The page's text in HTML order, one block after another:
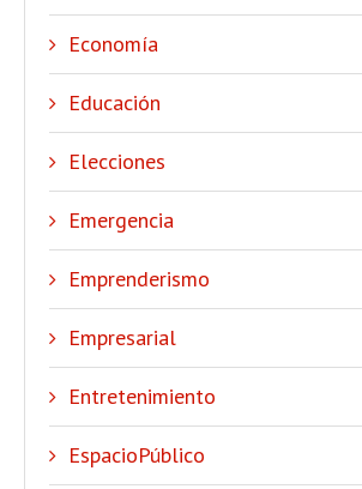
Economía
Educación
Elecciones
Emergencia
Emprenderismo
Empresarial
Entretenimiento
EspacioPúblico